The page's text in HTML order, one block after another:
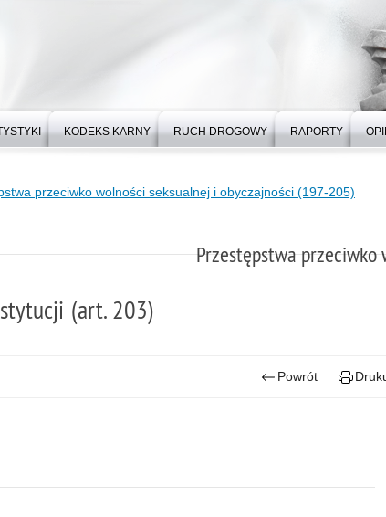
KODEKS KARNY RUCH DROGOWY RAPORTY
przeciwko wolności seksualnej i obyczajności (197-205)
Przestępstwa
(art. 203)
Powrót